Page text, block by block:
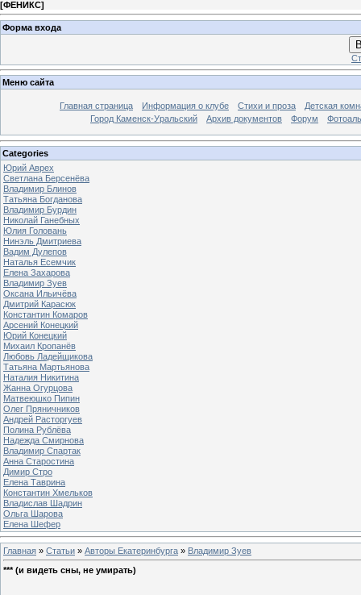
[ФЕНИКС]
Форма входа
Меню сайта
Главная страница Информация о клубе Стихи и проза
Детская
Город Каменск-Уральский
Архив документов Форум
Categories
Юрий Аврех
Светлана Берсенёва
Владимир Блинов
Татьяна Богданова
Владимир Бурдин
Николай Ганебных
Юлия Головань
Нинэль Дмитриева
Вадим Дулепов
Наталья Есемчик
Елена Захарова
Владимир Зуев
Оксана Ильичёва
Дмитрий Карасюк
Константин Комаров
Арсений Конецкий
Юрий Конецкий
Михаил Кропанёв
Любовь Ладейщикова
Татьяна Мартьянова
Наталия Никитина
Жанна Огурцова
Матвеюшко Пипин
Олег Пряничников
Андрей Расторгуев
Полина Рублёва
Надежда Смирнова
Владимир Спартак
Анна Старостина
Димир Стро
Елена Таврина
Константин Хмельков
Владислав Шадрин
Ольга Шарова
Елена Шефер
Главная » Статьи » Авторы Екатеринбурга » Владимир Зуев
*** (и видеть сны, не умирать)